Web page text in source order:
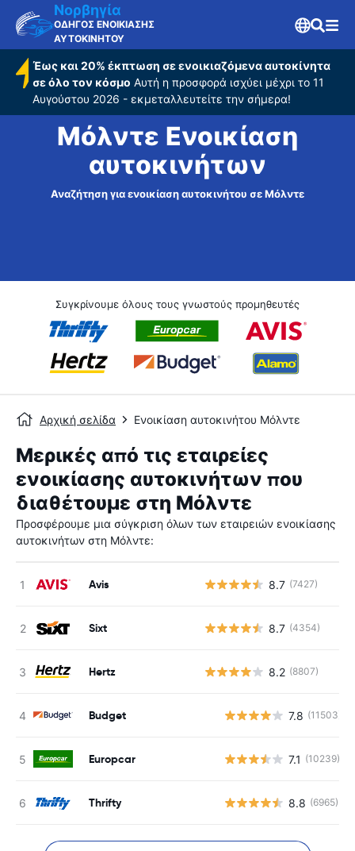
Νορβηγία
ΟΔΗΓΟΣ ΕΝΟΙΚΙΑΣΗΣ
ΑΥΤΟΚΙΝΗΤΟΥ
Έως και 20% έκπτωση σε ενοικιαζόμενα αυτοκίνητα
σε όλο τον κόσμο Αυτή η προσφορά ισχύει μέχρι το 11
Αυγούστου 2026 - εκμεταλλευτείτε την σήμερα!
Μόλντε Ενοικίαση
αυτοκινήτων
Αναζήτηση για ενοικίαση αυτοκινήτου σε Μόλντε
Συγκρίνουμε όλους τους γνωστούς προμηθευτές
Αρχική σελίδα Ενοικίαση αυτοκινήτου Μόλντε
Μερικές από τις εταιρείες
ενοικίασης αυτοκινήτων που
διαθέτουμε στη Μόλντε
Προσφέρουμε μια σύγκριση όλων των εταιρειών ενοικίασης
αυτοκινήτων στη Μόλντε:
Avis 8.7 (7427)
Sixt 8.7 (4354)
Hertz 8.2 (8807)
Budget 7.8 (11503)
Europcar 7.1 (10239)
Thrifty 8.8 (6965)